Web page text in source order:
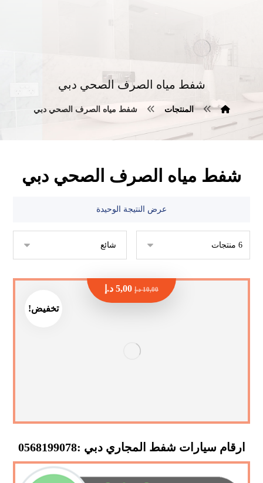
شفط مياه الصرف الصحي دبي
المنتجات شفط مياه الصرف الصحي دبي
شفط مياه الصرف الصحي دبي
عرض النتيجة الوحيدة
تخفيض!
ارقام سيارات شفط المجاري دبي :0568199078
10,00 د.إ 5,00 د.إ